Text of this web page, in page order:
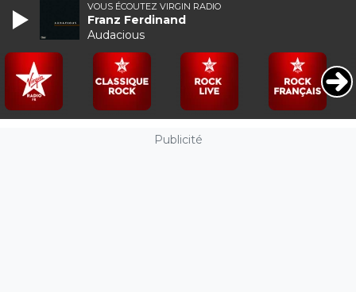
Publicité
VOUS ÉCOUTEZ VIRGIN RADIO
Franz Ferdinand
Audacious